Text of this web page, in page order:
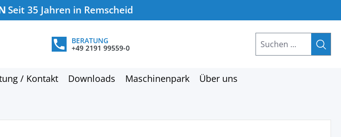
Seit 35 Jahren in Remscheid
BERATUNG
+49 2191 99559-0
/ Kontakt Downloads Maschinenpark Über uns